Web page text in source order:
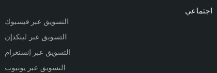
اجتماعي
التسويق عبر فيسبوك
التسويق عبر لينكدإن
التسويق عبر إنستغرام
التسويق عبر يوتيوب